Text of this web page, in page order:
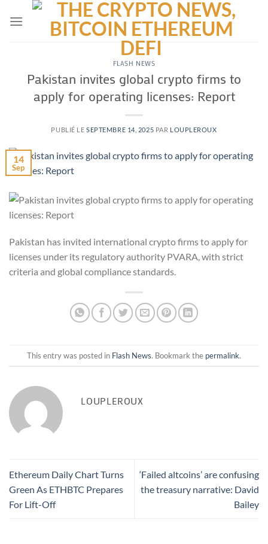
FLASH NEWS
Pakistan invites global crypto firms to
apply for operating licenses: Report
PUBLIÉ LESEPTEMBRE 14, 2025 PAR LOUPLEROUX
14
Sep
Pakistan has invited international crypto firms to apply for
licenses under its regulatory authority PVARA, with strict
criteria and global compliance standards.
This entry was posted in Flash News. Bookmark the permalink.
LOUPLEROUX
Ethereum Daily Chart Turns
Green As ETHBTC Prepares
For Lift-Off
‘Failed altcoins’ are confusing
the treasury narrative: David
Bailey